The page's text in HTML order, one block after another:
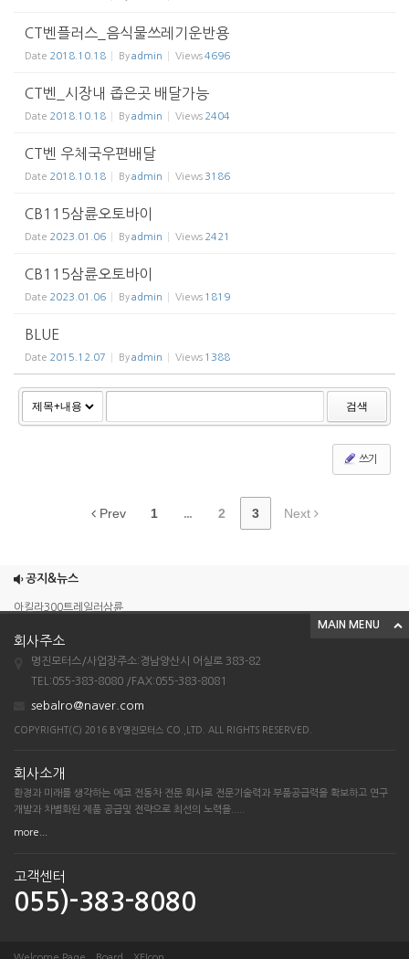
CT벤플러스_음식물쓰레기운반용
Date 2018.10.18 Byadmin Views4696
CT벤_시장내 좁은곳 배달가능
Date 2018.10.18 Byadmin Views 2404
CT벤 우체국우편배달
Date 2018.10.18 Byadmin Views 3186
CB115삼륜오토바이
Date 2023.01.06 Byadmin Views 2421
CB115삼륜오토바이
Date 2023.01.06 Byadmin Views 1819
BLUE
Date 2015.12.07 Byadmin Views 1388
검색
쓰기
Prev 1 ... 2 3 Next
공지&뉴스
엠보이 125cc삼륜
아킬라300트레일러삼륜
시티밴승용배달용
조이맥스125cc삼륜
엠보이 125cc삼륜
아킬라300 삼륜
시티밴승용배달용
MAIN MENU
회사주소
명진모터스/사업장주소:경남양산시 어실로 383-82
TEL:055-383-8080 /FAX:055-383-8081
sebalro@naver.com
COPYRIGHT(C) 2016 BY명진모터스 CO.,LTD. ALL RIGHTS RESERVED.
회사소개
환경과 미래를 생각하는 에코 전동차 전문 회사로 전문기술력과 부품공급력을 확보하고 연구
개발과 차별화된 제품 공급및 전략으로 최선의 노력을.....
more...
고객센터
055)-383-8080